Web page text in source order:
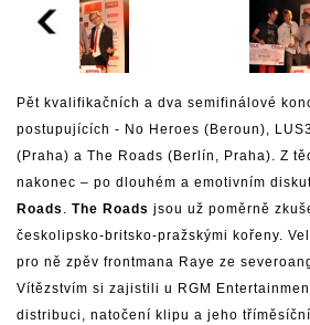
Pět kvalifikačních a dva semifinálové
postupujících - No Heroes (Beroun),
(Praha) a The Roads (Berlín, Praha). Z
nakonec – po dlouhém a emotivním
Roads . The Roads jsou už poměrně
českolipsko-britsko-pražskými kořeny.
pro ně zpěv frontmana Raye ze
Vítězstvím si zajistili u RGM
distribuci, natočení klipu a jeho